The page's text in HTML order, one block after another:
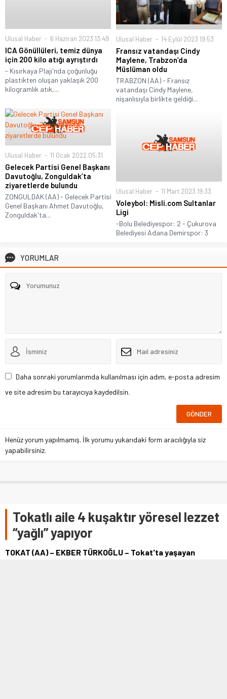
Ulusal Haber 6 Haziran 2023 13:49
ICA Gönüllüleri, temiz dünya
için 200 kilo atığı ayrıştırdı
- Kısırkaya Plajı'nda çoğunluğu
plastikten oluşan yaklaşık 200
kilogramlık atık,...
Ulusal Haber 14 Eylül 2023 19:53
Fransız vatandaşı Cindy
Maylene, Trabzon’da
Müslüman oldu
TRABZON (AA) - Fransız
vatandaşı Cindy Maylene,
nişanlısıyla birlikte geldiği...
Ulusal Haber 11 Ocak 2022 05:31
Gelecek Partisi Genel Başkanı
Davutoğlu, Zonguldak’ta
ziyaretlerde bulundu
ZONGULDAK (AA) - Gelecek Partisi
Genel Başkanı Ahmet Davutoğlu,
Zonguldak'ta...
Ulusal Haber 11 Mart 2023 19:33
Voleybol: Misli.com Sultanlar
Ligi
-Bolu Belediyespor: 2 - Çukurova
Belediyesi Adana Demirspor: 3
YORUMLAR
Daha sonraki yorumlarımda kullanılması için adım, e-posta adresim
ve site adresim bu tarayıcıya kaydedilsin.
Henüz yorum yapılmamış. İlk yorumu yukarıdaki form aracılığıyla siz
yapabilirsiniz.
Tokatlı aile 4 kuşaktır yöresel lezzet
“yağlı” yapıyor
TOKAT (AA) – EKBER TÜRKOĞLU – Tokat'ta yaşayan